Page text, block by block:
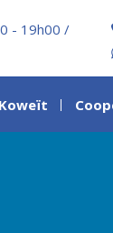
- 19h00 /